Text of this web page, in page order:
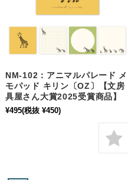
NM-102：アニマルパレード メ
モパッド キリン〔OZ〕【文房
具屋さん大賞2025受賞商品】
¥495(税抜 ¥450)